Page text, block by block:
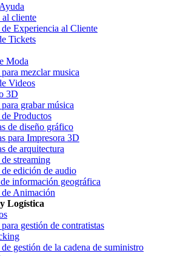
cliente
Experiencia al Cliente
Tickets
Moda
mezclar musica
Videos
3D
grabar música
Productos
de diseño gráfico
para Impresora 3D
de arquitectura
streaming
edición de audio
de información geográfica
Animación
Logística
gestión de contratistas
gestión de la cadena de suministro